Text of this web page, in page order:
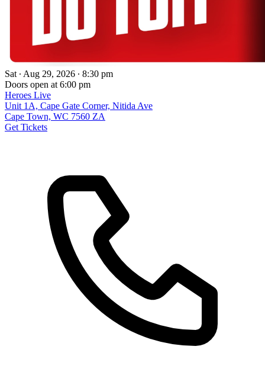
Sat ∙ Aug 29, 2026 ∙ 8:30 pm
Doors open at 6:00 pm
Heroes Live
Unit 1A, Cape Gate Corner, Nitida Ave
Cape Town, WC 7560 ZA
Get Tickets